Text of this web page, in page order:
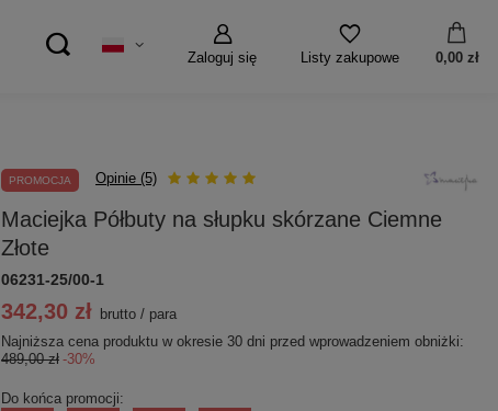
Zaloguj się Listy zakupowe 0,00 zł
PROMOCJA Opinie (5)
Maciejka Półbuty na słupku skórzane Ciemne
Złote
06231-25/00-1
342,30 zł brutto / para
Najniższa cena produktu w okresie 30 dni przed wprowadzeniem obniżki:
489,00 zł -30%
Do końca promocji: